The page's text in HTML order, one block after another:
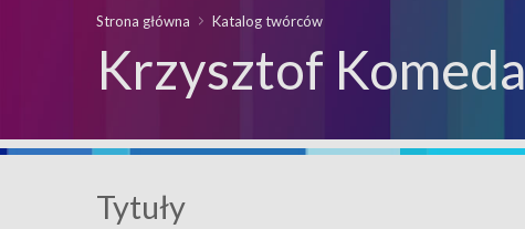
Strona główna Katalog twórców
Krzysztof Komeda
Tytuły